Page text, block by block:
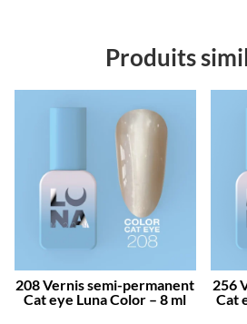
Produits
208 Vernis semi-permanent
Cat eye Luna Color – 8 ml
256
Cat